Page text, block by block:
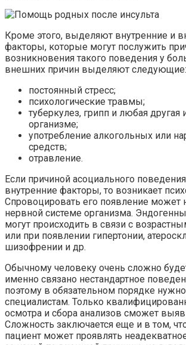
Кроме этого, выделяют внутренние и
факторы, которые могут послужить
возникновения такого поведения у
внешних причин выделяют следующие:
постоянный стресс;
психологические травмы;
туберкулез, грипп и любая другая
организме;
употребление алкогольных или
средств;
отравление.
Если причиной асоциального поведения
внутренние факторы, то возникает
Спровоцировать его появление может
нервной системе организма.
могут происходить в связи с
или при появлении гипертонии,
шизофрении и др.
Обычному человеку очень сложно
именно связано нестандартное
поэтому в обязательном порядке
специалистам. Только
осмотра и сбора анализов сможет
Сложность заключается еще и в том,
пациент может проявлять